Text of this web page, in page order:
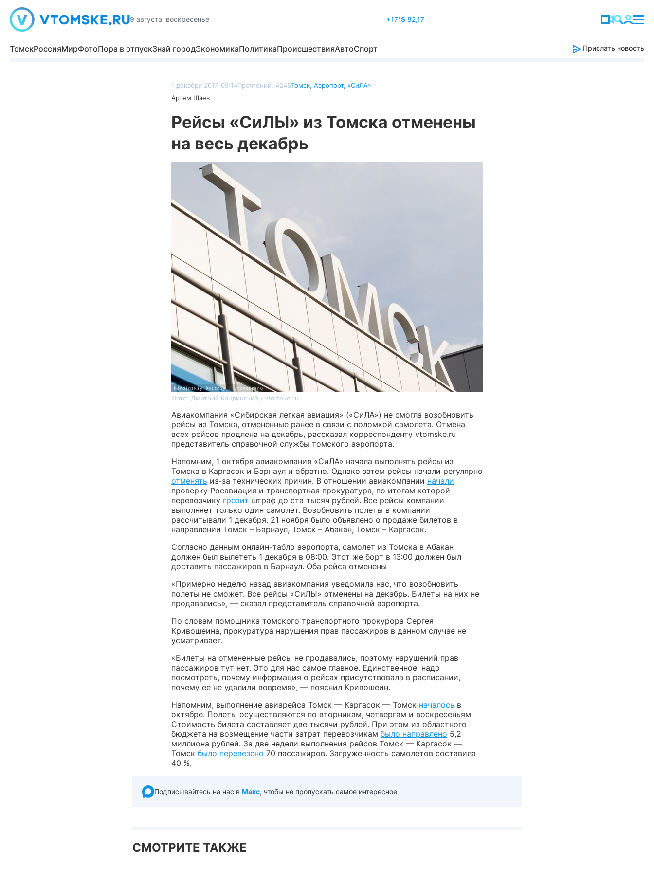
9 августа, воскресенье +17°$82,17
ТомскРоссияМирФотоПора в отпускЗнай городЭкономикаПолитикаПроисшествияАвтоСпорт Прислать новость
1 декабря 2017, 09:14Прочтений: 4248Томск, Аэропорт, «СиЛА»
Артем Шаев
Рейсы «СиЛЫ» из Томска отменены
на весь декабрь
Фото: Дмитрий Кандинский / vtomske.ru
Авиакомпания «Сибирская легкая авиация» («СиЛА») не смогла возобновить
рейсы из Томска, отмененные ранее в связи с поломкой самолета. Отмена
всех рейсов продлена на декабрь, рассказал корреспонденту vtomske.ru
представитель справочной службы томского аэропорта.
Напомним, 1 октября авиакомпания «СиЛА» начала выполнять рейсы из
Томска в Каргасок и Барнаул и обратно. Однако затем рейсы начали регулярно
отменять из-за технических причин. В отношении авиакомпании начали
проверку Росавиация и транспортная прокуратура, по итогам которой
перевозчику грозит штраф до ста тысяч рублей. Все рейсы компании
выполняет только один самолет. Возобновить полеты в компании
рассчитывали 1 декабря. 21 ноября было объявлено о продаже билетов в
направлении Томск – Барнаул, Томск – Абакан, Томск – Каргасок.
Согласно данным онлайн-табло аэропорта, самолет из Томска в Абакан
должен был вылететь 1 декабря в 08:00. Этот же борт в 13:00 должен был
доставить пассажиров в Барнаул. Оба рейса отменены
«Примерно неделю назад авиакомпания уведомила нас, что возобновить
полеты не сможет. Все рейсы «СиЛЫ» отменены на декабрь. Билеты на них не
продавались», — сказал представитель справочной аэропорта.
По словам помощника томского транспортного прокурора Сергея
Кривошеина, прокуратура нарушения прав пассажиров в данном случае не
усматривает.
«Билеты на отмененные рейсы не продавались, поэтому нарушений прав
пассажиров тут нет. Это для нас самое главное. Единственное, надо
посмотреть, почему информация о рейсах присутствовала в расписании,
почему ее не удалили вовремя», — пояснил Кривошеин.
Напомним, выполнение авиарейса Томск — Каргасок — Томск началось в
октябре. Полеты осуществляются по вторникам, четвергам и воскресеньям.
Стоимость билета составляет две тысячи рублей. При этом из областного
бюджета на возмещение части затрат перевозчикам было направлено 5,2
миллиона рублей. За две недели выполнения рейсов Томск — Каргасок —
Томск было перевезено 70 пассажиров. Загруженность самолетов составила
40 %.
Подписывайтесь на нас в Макс, чтобы не пропускать самое интересное
СМОТРИТЕ ТАКЖЕ